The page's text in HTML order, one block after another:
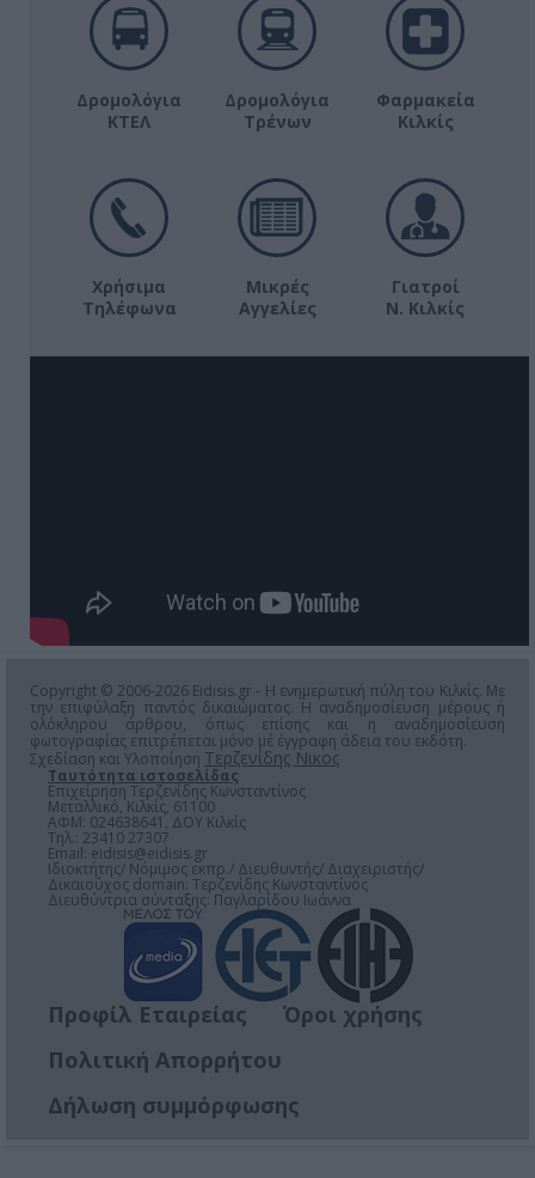
Δρομολόγια
ΚΤΕΛ
Δρομολόγια
Τρένων
Φαρμακεία
Κιλκίς
Χρήσιμα
Τηλέφωνα
Μικρές
Αγγελίες
Γιατροί
Ν. Κιλκίς
Copyright © 2006-2026 Eidisis.gr - Η ενημερωτική πύλη του Κιλκίς. Με
την επιφύλαξη παντός δικαιώματος. Η αναδημοσίευση μέρους ή
ολόκληρου άρθρου, όπως επίσης και η αναδημοσίευση
φωτογραφίας επιτρέπεται μόνο μέ έγγραφη άδεια του εκδότη.
Σχεδίαση και Υλοποίηση Τερζενίδης Νικος
Ταυτότητα ιστοσελίδας
Επιχείρηση Τερζενίδης Κωνσταντίνος
Μεταλλικό, Κιλκίς, 61100
ΑΦΜ: 024638641, ΔΟΥ Κιλκίς
Τηλ.: 23410 27307
Email: eidisis@eidisis.gr
Ιδιοκτήτης/ Νόμιμος εκπρ./ Διευθυντής/ Διαχειριστής/
Δικαιούχος domain: Τερζενίδης Κωνσταντίνος
Διευθύντρια σύνταξης: Παγλαρίδου Ιωάννα
Προφίλ Εταιρείας
Όροι χρήσης
Πολιτική Απορρήτου
Δήλωση συμμόρφωσης